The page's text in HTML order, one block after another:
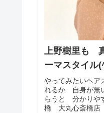
上野樹里も
ーマスタイル
やってみたいヘ
れるか 自身が無
らうと 分かりや
橋 大丸心斎橋店